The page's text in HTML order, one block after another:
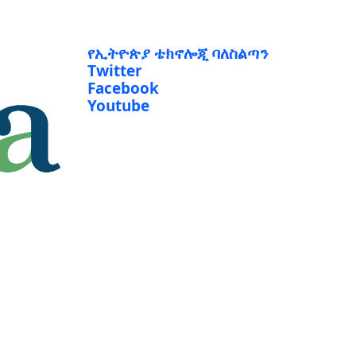
የኢትዮጵያ ቴክኖሎጂ ባለስልጣን
Twitter
Facebook
Youtube